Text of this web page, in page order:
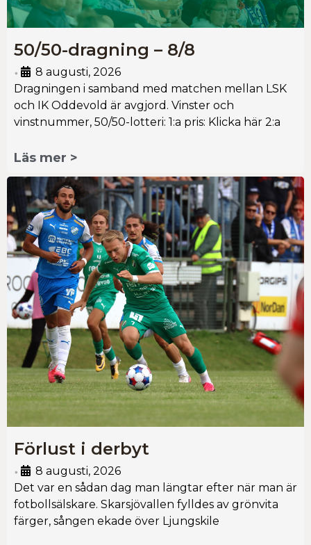
50/50-dragning – 8/8
•
8 augusti, 2026
Dragningen i samband med matchen mellan LSK
och IK Oddevold är avgjord. Vinster och
vinstnummer, 50/50-lotteri: 1:a pris: Klicka här 2:a
Läs mer >
Förlust i derbyt
•
8 augusti, 2026
Det var en sådan dag man längtar efter när man är
fotbollsälskare. Skarsjövallen fylldes av grönvita
färger, sången ekade över Ljungskile